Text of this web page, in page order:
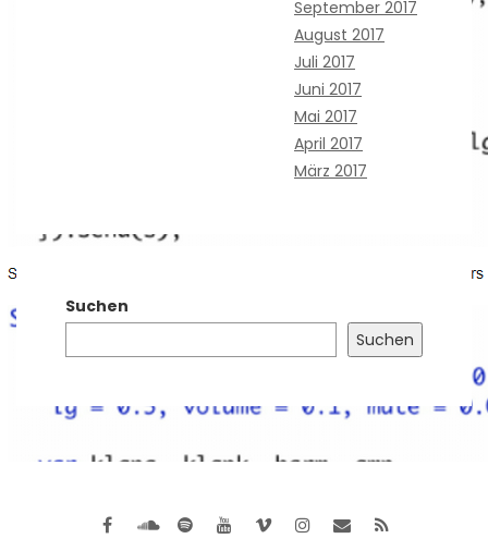
September 2017
August 2017
Juli 2017
Juni 2017
Mai 2017
April 2017
März 2017
Suchen
Suchen